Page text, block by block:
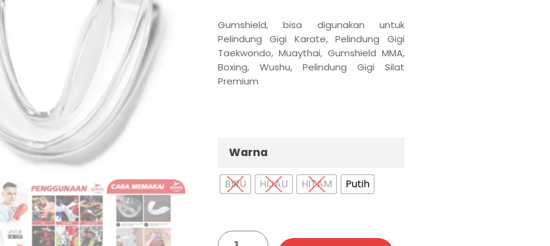
Gumshield, bisa digunakan untuk
Pelindung Gigi Karate, Pelindung Gigi
Taekwondo, Muaythai, Gumshield MMA,
Boxing, Wushu, Pelindung Gigi Silat
Premium
Warna
BIRU HIJAU HITAM Putih